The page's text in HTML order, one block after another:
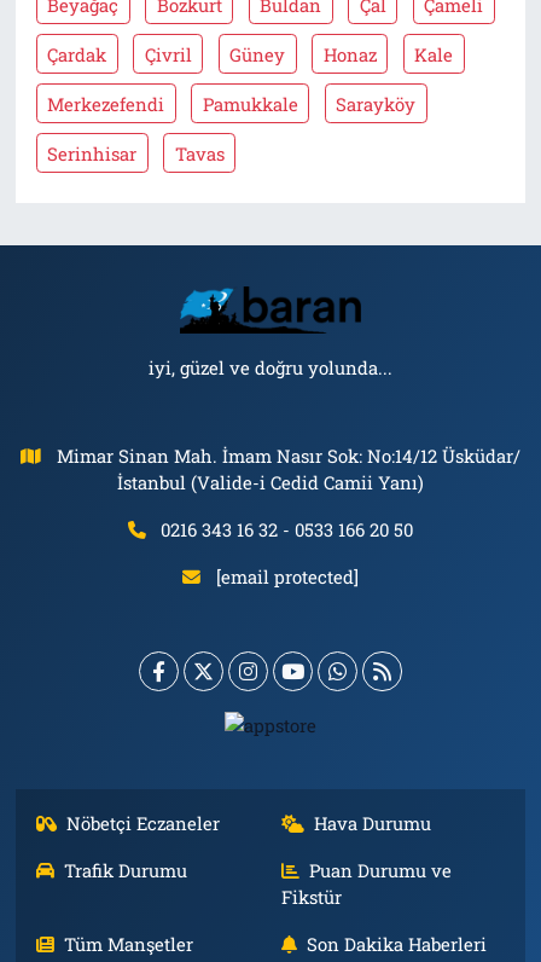
Çardak Çivril Güney Honaz Kale
Merkezefendi Pamukkale Sarayköy
Serinhisar Tavas
iyi, güzel ve doğru yolunda...
Mimar Sinan Mah. İmam Nasır Sok: No:14/12 Üsküdar/
İstanbul (Valide-i Cedid Camii Yanı)
0216 343 16 32 - 0533 166 20 50
[email protected]
Nöbetçi Eczaneler
Hava Durumu
Trafik Durumu
Puan Durumu ve
Fikstür
Tüm Manşetler
Son Dakika Haberleri